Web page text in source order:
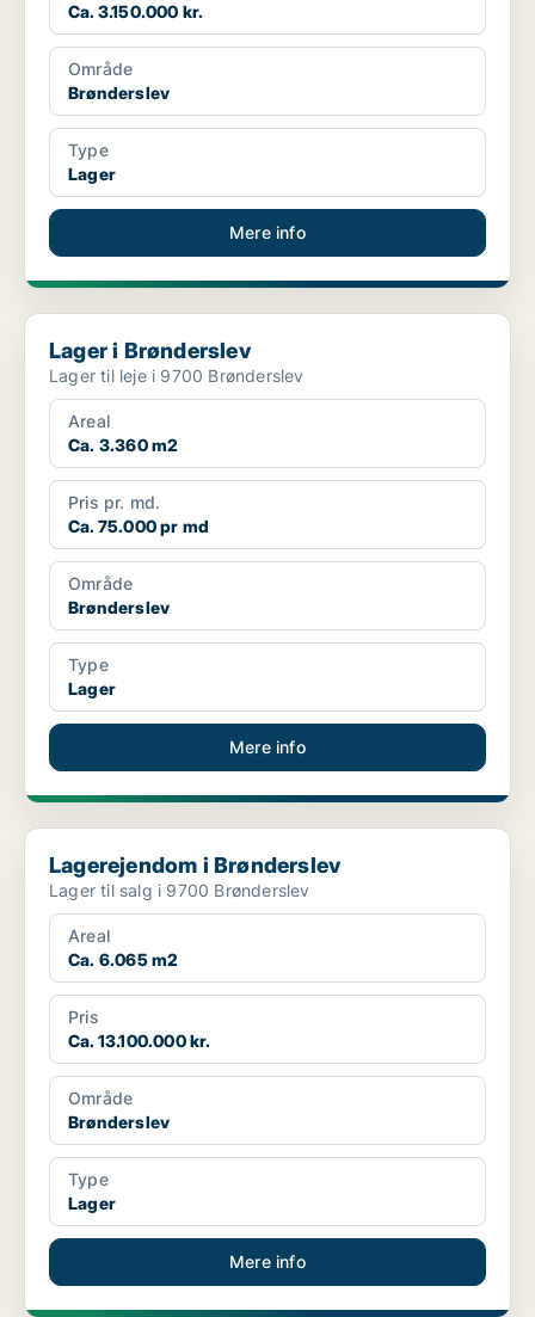
Ca. 3.150.000 kr.
Område
Brønderslev
Type
Lager
Mere info
Lager i Brønderslev
Lager i Brønderslev
Lager til leje i 9700 Brønderslev
Areal
Ca. 3.360 m2
Pris pr. md.
Ca. 75.000 pr md
Område
Brønderslev
Type
Lager
Mere info
Lagerejendom i Brønderslev
Lagerejendom i Brønderslev
Lager til salg i 9700 Brønderslev
Areal
Ca. 6.065 m2
Pris
Ca. 13.100.000 kr.
Område
Brønderslev
Type
Lager
Mere info